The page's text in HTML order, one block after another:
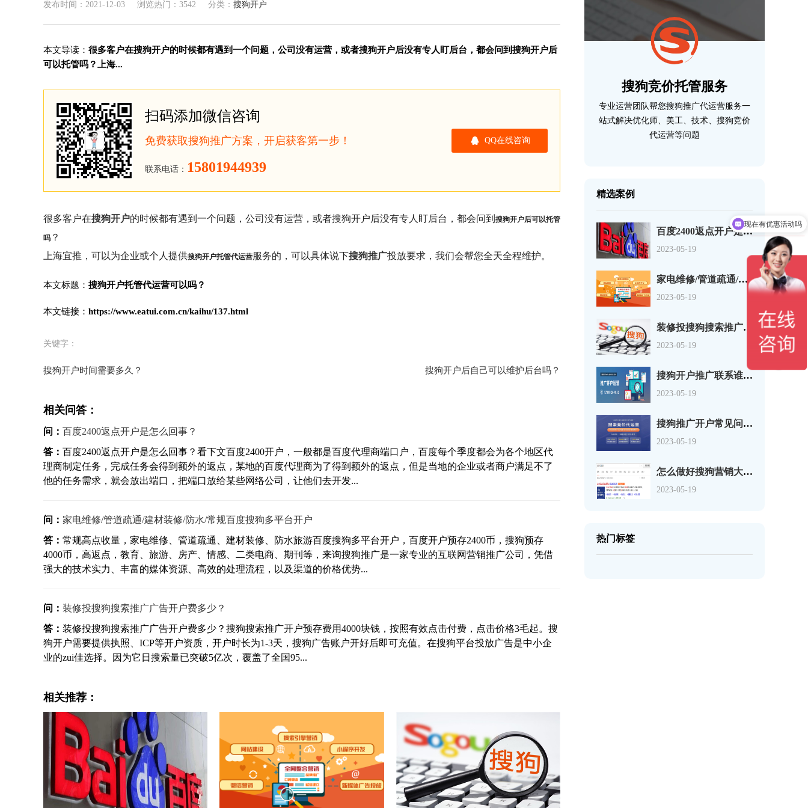
发布时间：2021-12-03 浏览热门：3542 分类： 搜狗开户
本文导读： 很多客户在搜狗开户的时候都有遇到一个问题，公司没有运营，或者搜狗开户后没有专人盯后台，都会问到搜狗开户后
可以托管吗？上海...
扫码添加微信咨询
免费获取搜狗推广方案，开启获客第一步！
联系电话： 15801944939
QQ在线咨询
很多客户在搜狗开户的时候都有遇到一个问题，公司没有运营，或者搜狗开户后没有专人盯后台，都会问到 搜狗开户后可以托管
吗 ？
上海宜推，可以为企业或个人提供搜狗开户托管代运营服务的，可以具体说下搜狗推广投放要求，我们会帮您全天全程维护。
本文标题： 搜狗开户托管代运营可以吗？
本文链接： https://www.eatui.com.cn/kaihu/137.html
关键字：
搜狗开户时间需要多久？ 搜狗开户后自己可以维护后台吗？
相关问答：
问： 百度2400返点开户是怎么回事？
答： 百度2400返点开户是怎么回事？看下文百度2400开户，一般都是百度代理商端口户，百度每个季度都会为各个地区代
理商制定任务，完成任务会得到额外的返点，某地的百度代理商为了得到额外的返点，但是当地的企业或者商户满足不了
他的任务需求，就会放出端口，把端口放给某些网络公司，让他们去开发...
问： 家电维修/管道疏通/建材装修/防水/常规百度搜狗多平台开户
答： 常规高点收量，家电维修、管道疏通、建材装修、防水旅游百度搜狗多平台开户，百度开户预存2400币，搜狗预存
4000币，高返点，教育、旅游、房产、情感、二类电商、期刊等，来询搜狗推广是一家专业的互联网营销推广公司，凭借
强大的技术实力、丰富的媒体资源、高效的处理流程，以及渠道的价格优势...
问： 装修投搜狗搜索推广广告开户费多少？
答： 装修投搜狗搜索推广广告开户费多少？搜狗搜索推广开户预存费用4000块钱，按照有效点击付费，点击价格3毛起。搜
狗开户需要提供执照、ICP等开户资质，开户时长为1-3天，搜狗广告账户开好后即可充值。在搜狗平台投放广告是中小企
业的zui佳选择。因为它日搜索量已突破5亿次，覆盖了全国95...
相关推荐：
搜狗竞价托管服务
专业运营团队帮您搜狗推广代运营服务一
站式解决优化师、美工、技术、搜狗竞价
代运营等问题
精选案例
百度2400返点开户是怎么回事？
2023-05-19
家电维修/管道疏通/建材装修/防水/常规百度搜狗多平台开户
2023-05-19
装修投搜狗搜索推广广告开户费多少？
2023-05-19
搜狗开户推广联系谁？搜狗推广开户需要注意什么？
2023-05-19
搜狗推广开户常见问题FAQ
2023-05-19
怎么做好搜狗营销大神，好词必不可少_搜狗开户
2023-05-19
热门标签
现在有优惠活动吗